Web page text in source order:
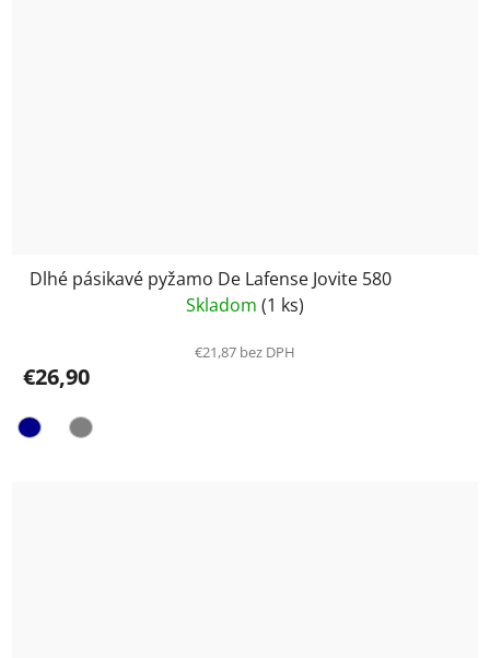
Dlhé pásikavé pyžamo De Lafense Jovite 580
Skladom (1 ks)
€21,87 bez DPH
€26,90